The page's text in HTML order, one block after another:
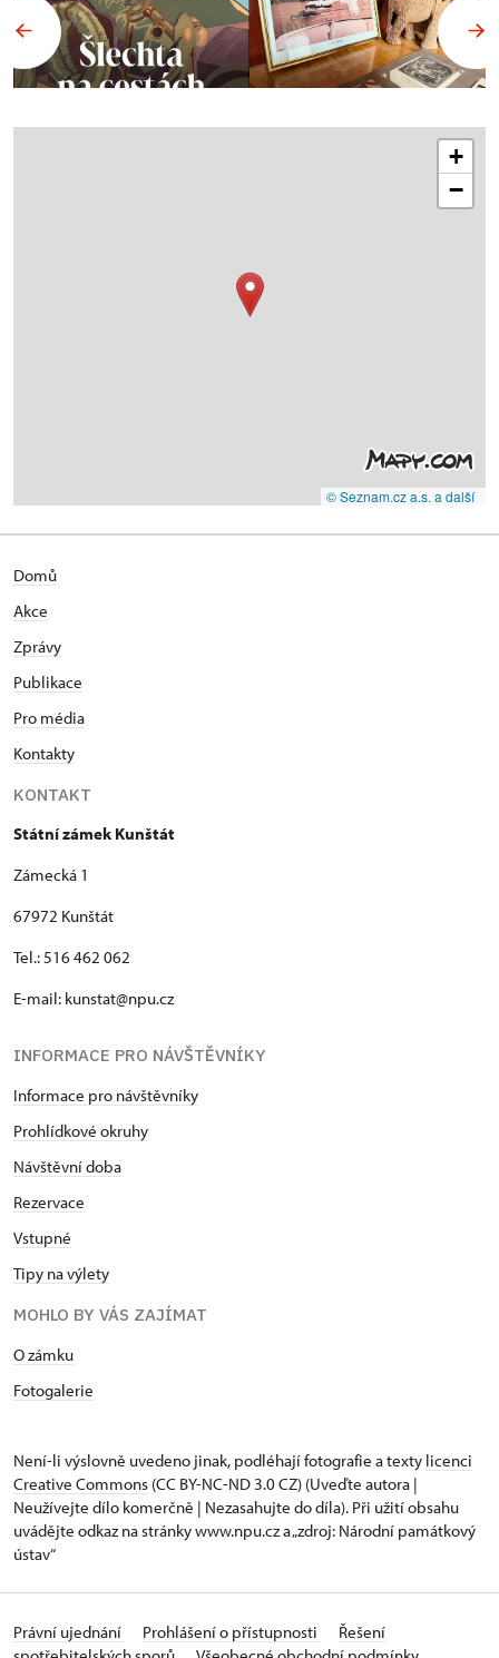
+
−
© Seznam.cz a.s. a další
Domů
Akce
Zprávy
Publikace
Pro média
Kontakty
KONTAKT
Státní zámek Kunštát
Zámecká 1
67972 Kunštát
Tel.: 516 462 062
E-mail: kunstat@npu.cz
INFORMACE PRO NÁVŠTĚVNÍKY
Informace pro návštěvníky
Prohlídkové okruhy
Návštěvní doba
Rezervace
Vstupné
Tipy na výlety
MOHLO BY VÁS ZAJÍMAT
O zámku
Fotogalerie
Není-li výslovně uvedeno jinak, podléhají fotografie a texty licenci
Creative Commons (CC BY-NC-ND 3.0 CZ) (Uveďte autora |
Neužívejte dílo komerčně | Nezasahujte do díla). Při užití obsahu
uvádějte odkaz na stránky www.npu.cz a „zdroj: Národní památkový
ústav“
Právní ujednání Prohlášení o přístupnosti
Řešení